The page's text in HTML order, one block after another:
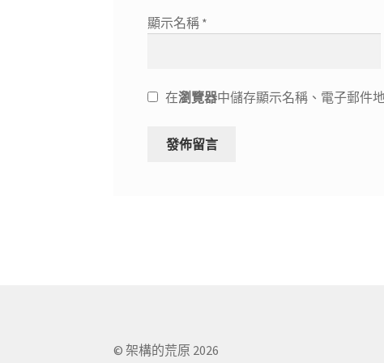
顯示名稱 *
在瀏覽器中儲存顯示名稱、電子郵件
© 架構的荒原 2026